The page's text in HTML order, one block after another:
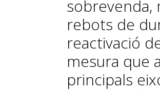
sobrevenda,
rebots de
reactivació
mesura que
principals